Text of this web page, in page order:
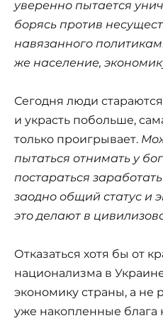
уверенно пытается
борясь против
навязанного
же население,
Сегодня люди
и украсть побольше,
только проигрывает.
пытаться отнимать у
постараться
заодно общий статус и
это делают в
Отказаться хотя бы от
национализма в
экономику страны, а не
уже накопленные блага